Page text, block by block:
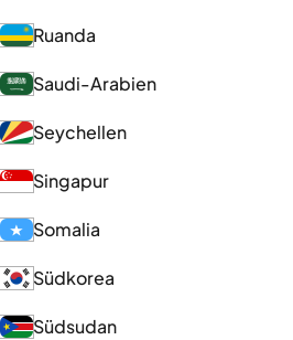
Ruanda
Saudi-Arabien
Seychellen
Singapur
Somalia
Südkorea
Südsudan